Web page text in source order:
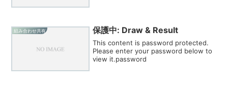
組み合わせ共有 保護中: Draw & Result
This content is password protected.
Please enter your password below to
view it.password